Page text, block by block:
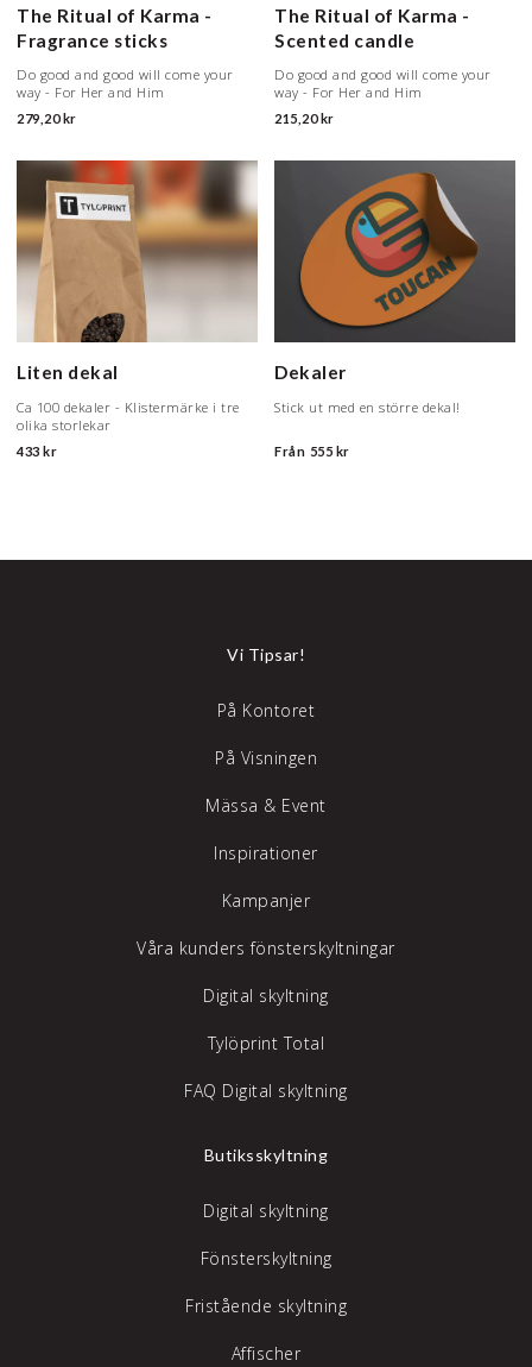
The Ritual of Karma -
Fragrance sticks
Do good and good will come your
way - For Her and Him
279,20 kr
The Ritual of Karma -
Scented candle
Do good and good will come your
way - For Her and Him
215,20 kr
Liten dekal
Ca 100 dekaler - Klistermärke i tre
olika storlekar
433 kr
Dekaler
Stick ut med en större dekal!
Från 555 kr
Vi Tipsar!
På Kontoret
På Visningen
Mässa & Event
Inspirationer
Kampanjer
Våra kunders fönsterskyltningar
Digital skyltning
Tylöprint Total
FAQ Digital skyltning
Butiksskyltning
Digital skyltning
Fönsterskyltning
Fristående skyltning
Affischer